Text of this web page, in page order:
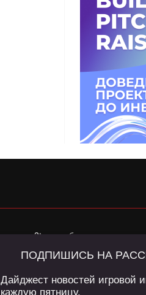
наapp2top.ruобязательна.
Пользователей сайта и
Политике конфиденциальностии
ПОДПИШИСЬ НА
Дайджест новостей игровой
каждую пятницу.